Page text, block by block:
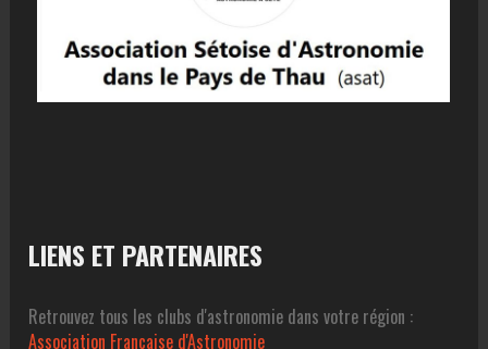
LIENS ET PARTENAIRES
Retrouvez tous les clubs d'astronomie dans votre région :
Association Francaise d'Astronomie